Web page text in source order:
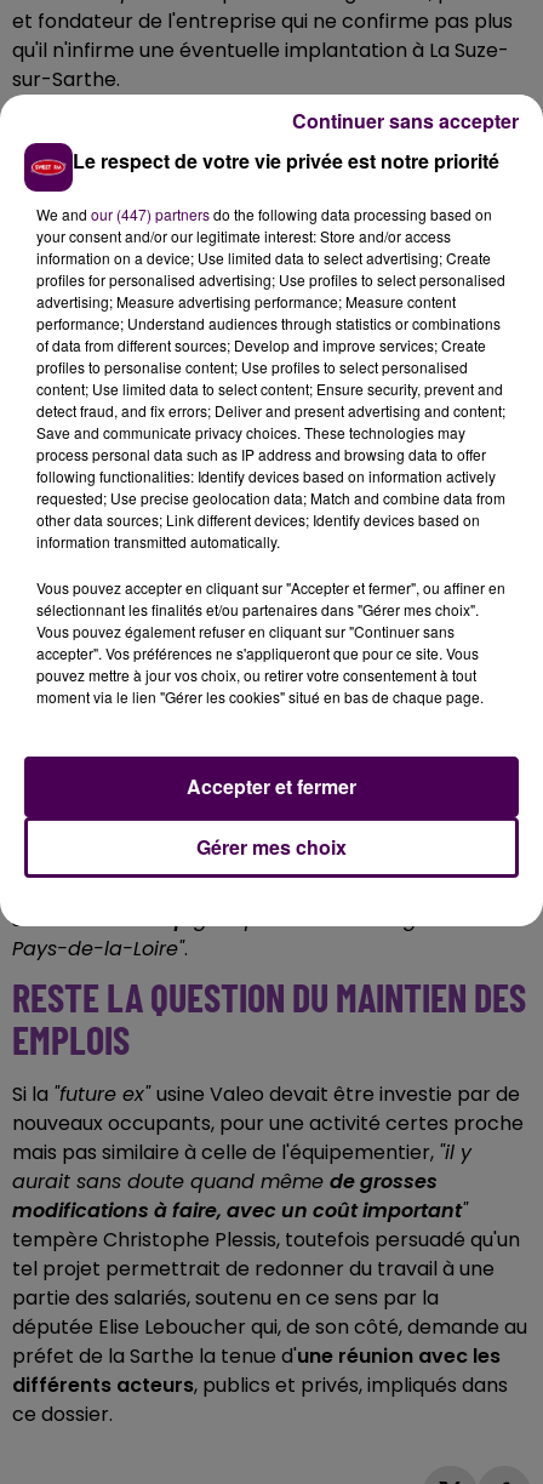
et fondateur de l'entreprise qui ne confirme pas plus
qu'il n'infirme une éventuelle implantation à La Suze-
sur-Sarthe.
LA FLOTTE DU CONSEIL RÉGIONAL À
"RÉTROFITER"
En juin dernier,"REV Bus & Truck"annonçait, par voie
de communiqué de presse, avoir conclu un
partenariat avec Gruau pour, précisément, électrifier
des cars et des véhicules utilitaires dans les ateliers
manceaux et lavallois du groupe mayennais.
& Truck"
"produire 6 000 kits de
rétrofit de cars et bus Mercedes-Benz, Iveco, MAN
seul réseau Aleop
Pays-de-la-Loire".
RESTE LA QUESTION DU MAINTIEN DES
EMPLOIS
Si la "future ex"usine Valeo devait être investie par de
nouveaux occupants, pour une activité certes proche
mais pas similaire à celle de l'équipementier, "il y
aurait sans doute quand même de grosses
modifications à faire, avec un coût important"
tempère Christophe Plessis, toutefois persuadé qu'un
tel projet permettrait de redonner du travail à une
partie des salariés, soutenu en ce sens par la
députée Elise Leboucher qui, de son côté, demande au
préfet de la Sarthe la tenue d'une réunion avec les
différents acteurs, publics et privés, impliqués dans
ce dossier.
Le respect de votre vie privée est notre priorité
We and our (447) partnersdo the following data processing based on
your consent and/or our legitimate interest: Store and/or access
information on a device; Use limited data to select advertising; Create
profiles for personalised advertising; Use profiles to select personalised
advertising; Measure advertising performance; Measure content
performance; Understand audiences through statistics or combinations
of data from different sources; Develop and improve services; Create
profiles to personalise content; Use profiles to select personalised
content; Use limited data to select content; Ensure security, prevent and
detect fraud, and fix errors; Deliver and present advertising and content;
Save and communicate privacy choices. These technologies may
process personal data such as IP address and browsing data to offer
following functionalities: Identify devices based on information actively
requested; Use precise geolocation data; Match and combine data from
other data sources; Link different devices; Identify devices based on
information transmitted automatically.
Vous pouvez accepter en cliquant sur "Accepter et fermer", ou affiner en
sélectionnant les finalités et/ou partenaires dans "Gérer mes choix".
Vous pouvez également refuser en cliquant sur "Continuer sans
accepter". Vos préférences ne s'appliqueront que pour ce site. Vous
pouvez mettre à jour vos choix, ou retirer votre consentement à tout
moment via le lien "Gérer les cookies" situé en bas de chaque page.
Gérer mes choix
Accepter et fermer
Continuer sans accepter